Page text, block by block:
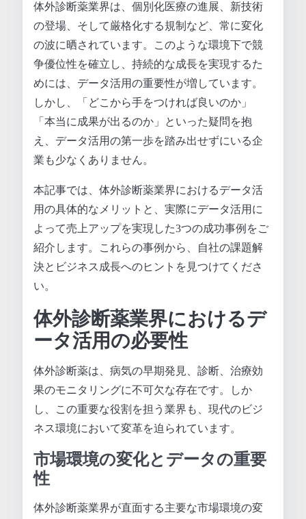
体外診断薬業界は、個別化医療の進展、新技術
の登場、そして厳格化する規制など、常に変化
の波に晒されています。このような環境下で競
争優位性を確立し、持続的な成長を実現するた
めには、データ活用の重要性が増しています。
しかし、「どこから手をつければ良いのか」
「本当に成果が出るのか」といった疑問を抱
え、データ活用の第一歩を踏み出せずにいる企
業も少なくありません。
本記事では、体外診断薬業界におけるデータ活
用の具体的なメリットと、実際にデータ活用に
よって売上アップを実現した3つの成功事例をご
紹介します。これらの事例から、自社の課題解
決とビジネス成長へのヒントを見つけてくださ
い。
体外診断薬業界におけるデ
ータ活用の必要性
体外診断薬は、病気の早期発見、診断、治療効
果のモニタリングに不可欠な存在です。しか
し、この重要な役割を担う業界も、現代のビジ
ネス環境において変革を迫られています。
市場環境の変化とデータの重要
性
体外診断薬業界が直面する主要な市場環境の変